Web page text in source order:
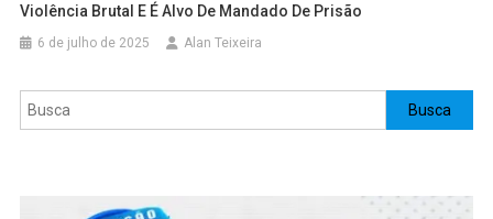
Violência Brutal E É Alvo De Mandado De Prisão
6 de julho de 2025 Alan Teixeira
Pesquisar Busca